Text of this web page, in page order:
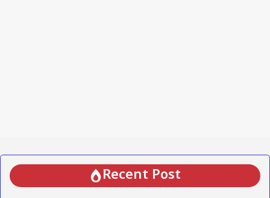
Recent Post